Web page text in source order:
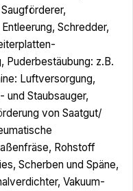
Schredder,
Puderbestäubung: z.B.
Luftversorgung,
und Staubsauger,
von Saatgut/
Rohstoff
Scherben und Späne,
Vakuum-